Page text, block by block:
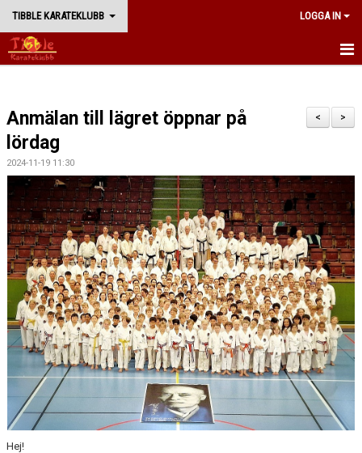
TIBBLE KARATEKLUBB LOGGA IN
BÖRJA TRÄNA
NYHETER
TRÄNING
WADORYU KARATE
KLUBBEN
WEBBSHOP
>
<
Anmälan till lägret öppnar på
lördag
2024-11-19 11:30
Hej!